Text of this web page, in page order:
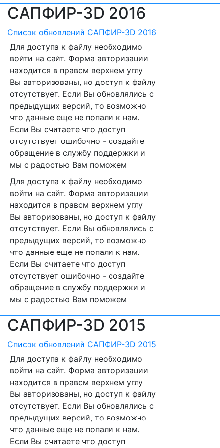
САПФИР-3D 2016
Список обновлений САПФИР-3D 2016
Для доступа к файлу необходимо
войти на сайт. Форма авторизации
находится в правом верхнем углу
Вы авторизованы, но доступ к файлу
отсутствует. Если Вы обновлялись с
предыдущих версий, то возможно
что данные еще не попали к нам.
Если Вы считаете что доступ
отсутствует ошибочно - создайте
обращение в службу поддержки и
мы с радостью Вам поможем
Для доступа к файлу необходимо
войти на сайт. Форма авторизации
находится в правом верхнем углу
Вы авторизованы, но доступ к файлу
отсутствует. Если Вы обновлялись с
предыдущих версий, то возможно
что данные еще не попали к нам.
Если Вы считаете что доступ
отсутствует ошибочно - создайте
обращение в службу поддержки и
мы с радостью Вам поможем
САПФИР-3D 2015
Список обновлений САПФИР-3D 2015
Для доступа к файлу необходимо
войти на сайт. Форма авторизации
находится в правом верхнем углу
Вы авторизованы, но доступ к файлу
отсутствует. Если Вы обновлялись с
предыдущих версий, то возможно
что данные еще не попали к нам.
Если Вы считаете что доступ